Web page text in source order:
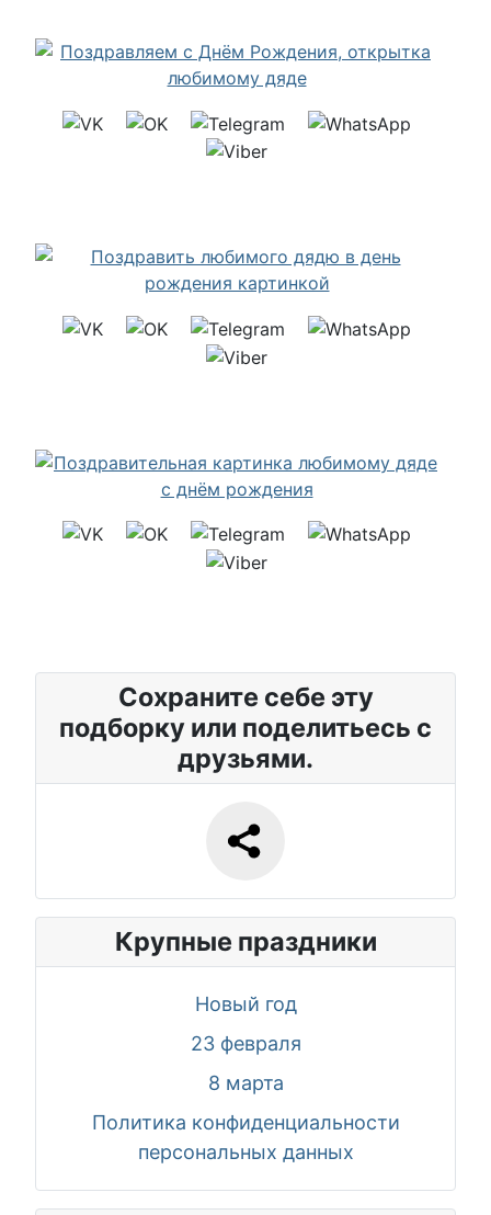
Сохраните себе эту
подборку или поделитьесь с
друзьями.
Крупные праздники
Новый год
23 февраля
8 марта
Политика конфиденциальности
персональных данных